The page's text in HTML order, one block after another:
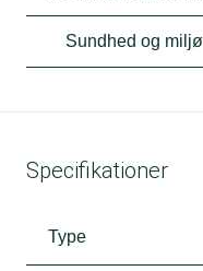
Sundhed og miljø
Specifikationer
Type